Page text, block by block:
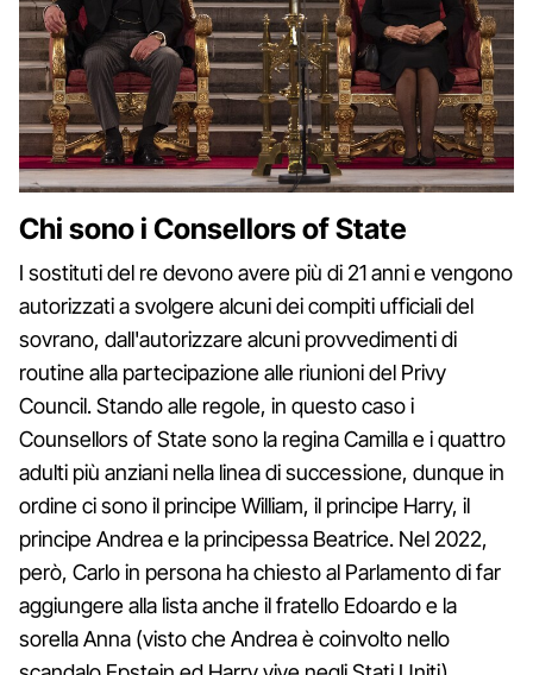
Chi sono i Consellors of State
I sostituti del re devono avere più di 21 anni e vengono
autorizzati a svolgere alcuni dei compiti ufficiali del
sovrano, dall'autorizzare alcuni provvedimenti di
routine alla partecipazione alle riunioni del Privy
Council. Stando alle regole, in questo caso i
Counsellors of State sono la regina Camilla e i quattro
adulti più anziani nella linea di successione, dunque in
ordine ci sono il principe William, il principe Harry, il
principe Andrea e la principessa Beatrice. Nel 2022,
però, Carlo in persona ha chiesto al Parlamento di far
aggiungere alla lista anche il fratello Edoardo e la
sorella Anna (visto che Andrea è coinvolto nello